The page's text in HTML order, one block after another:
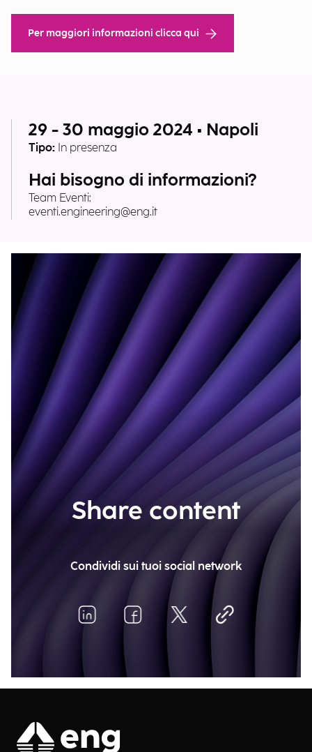
Per maggiori informazioni clicca qui
29 - 30 maggio 2024 • Napoli
Tipo: In presenza
Hai bisogno di informazioni?
Team Eventi:
eventi.engineering@eng.it
Share content
Condividi sui tuoi social network